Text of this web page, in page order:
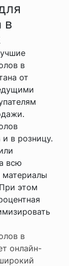
в
в
от
и в розницу.
всю
материалы
этом
в
онлайн-